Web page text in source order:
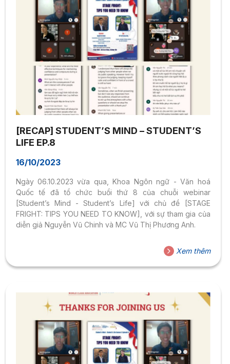
[RECAP] STUDENT’S MIND – STUDENT’S
LIFE EP.8
16/10/2023
Ngày 06.10.2023 vừa qua, Khoa Ngôn ngữ - Văn hoá
Quốc tế đã tổ chức buổi thứ 8 của chuỗi webinar
[Student’s Mind - Student’s Life] với chủ đề [STAGE
FRIGHT: TIPS YOU NEED TO KNOW], với sự tham gia của
diễn giả Nguyễn Vũ Chinh và MC Vũ Thị Phương Anh.
Xem thêm